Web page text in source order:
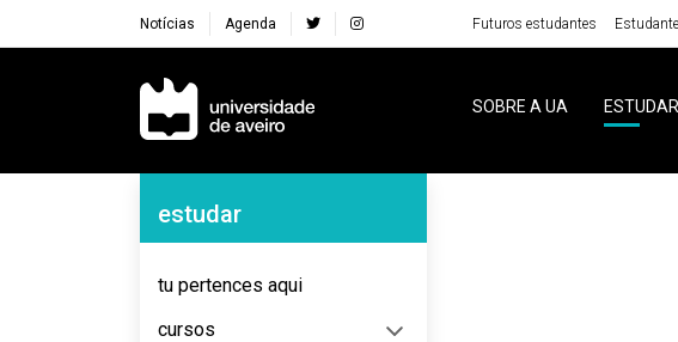
Notícias Agenda Futuros estudantes
Navegação Principal
SOBRE A UA ESTUDAR
Navegação Lateral
estudar
tu pertences aqui
cursos